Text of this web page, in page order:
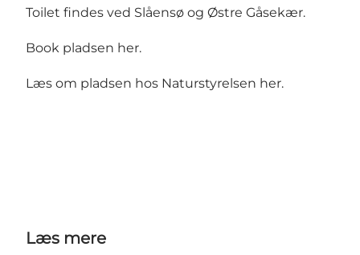
Toilet findes ved Slåensø og Østre Gåsekær.
Book pladsen her.
Læs om pladsen hos Naturstyrelsen her.
Læs mere